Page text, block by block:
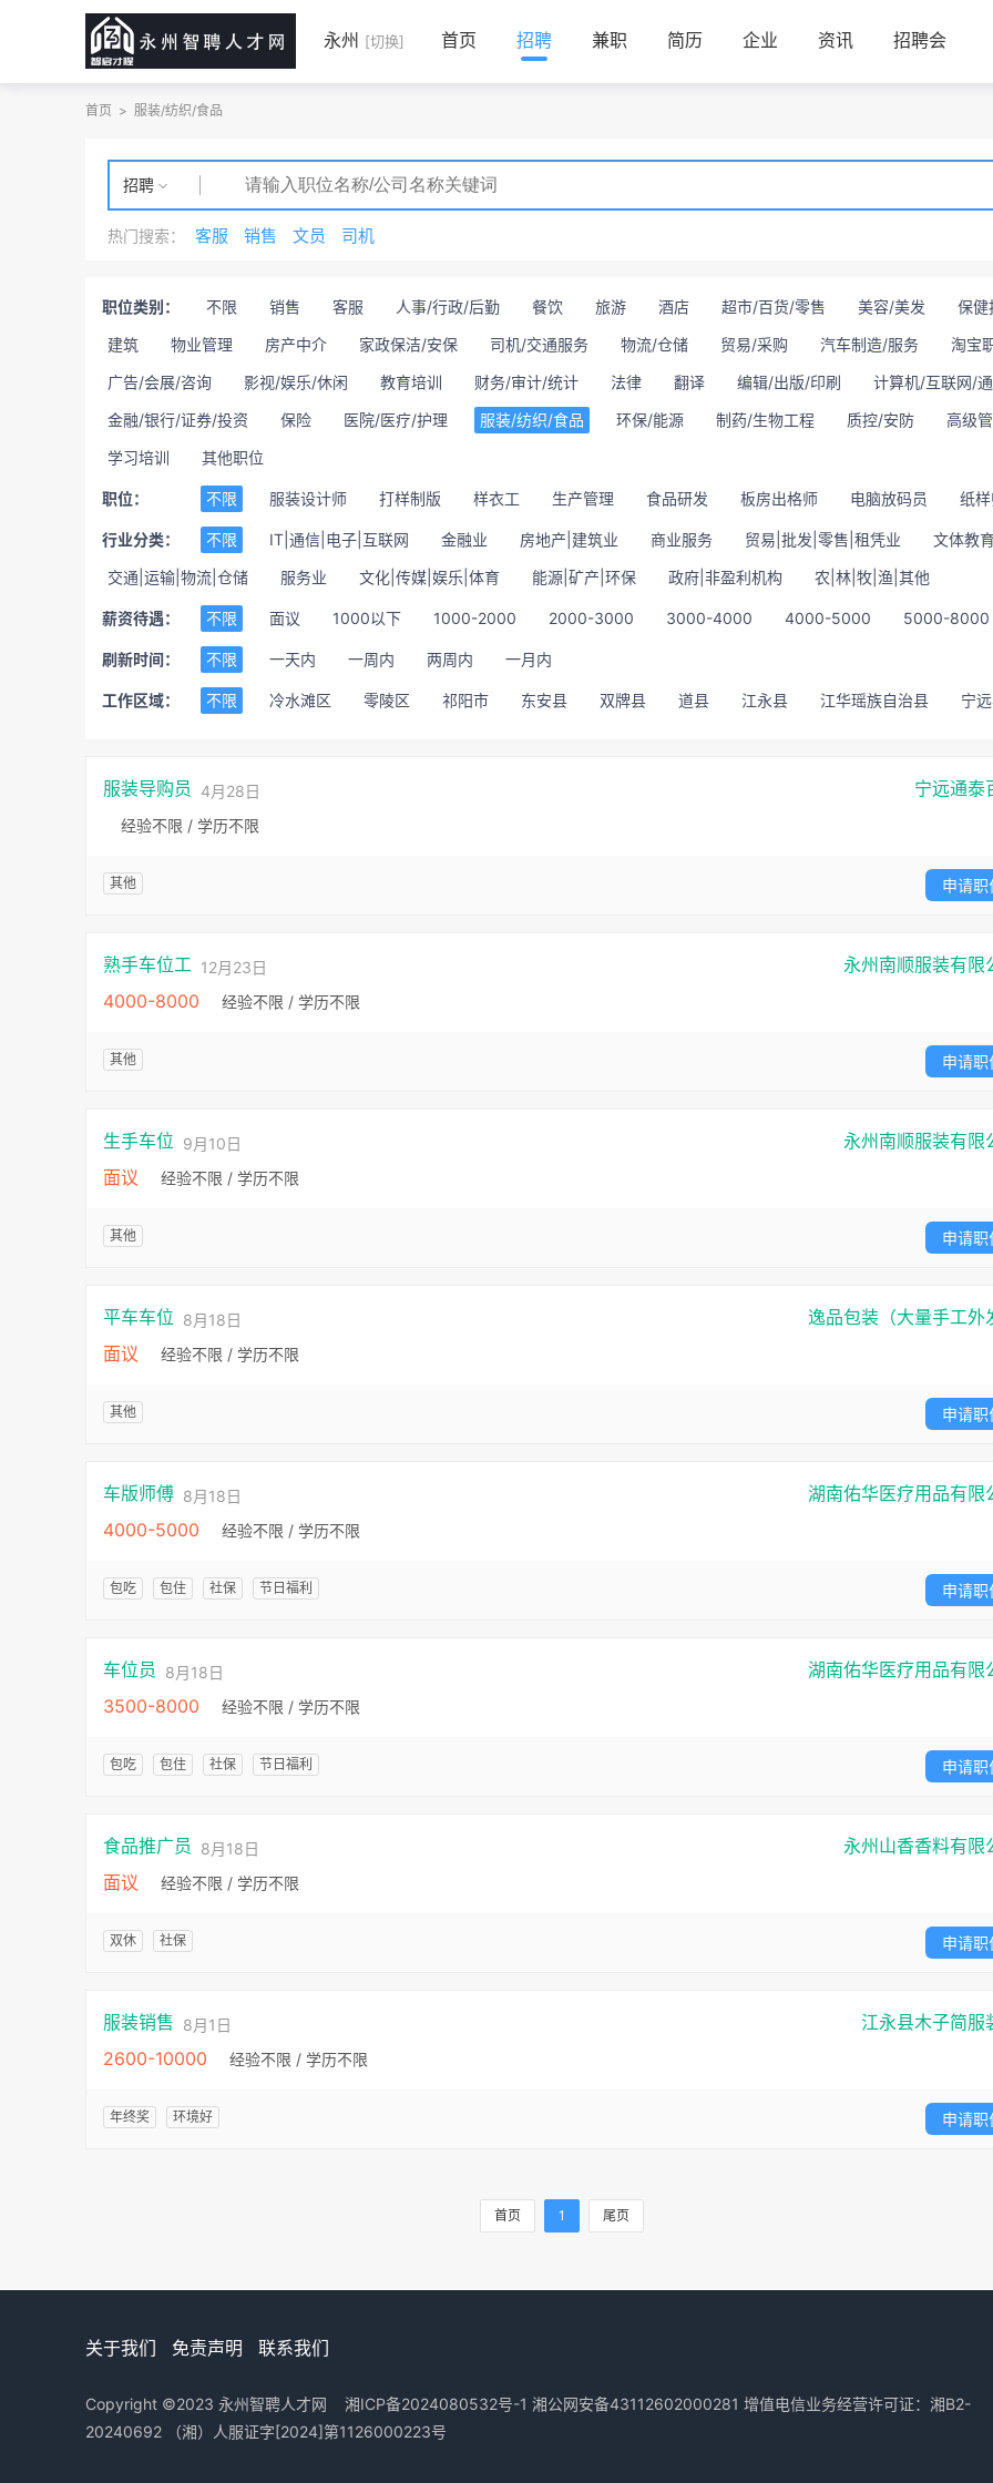
永州 [切换] 首页 招聘 兼职 简历 企业 资讯 招聘会
首页 > 服装/纺织/食品
招聘
热门搜索： 客服 销售 文员 司机
职位类别： 不限 销售 客服 人事/行政/后勤 餐饮 旅游 酒店 超市/百货/零售 美容/美发 保健
建筑
物业管理 房产中介 家政保洁/安保 司机/交通服务 物流/仓储 贸易/采购 汽车制造/服务 淘宝
广告/会展/咨询
影视/娱乐/休闲 教育培训 财务/审计/统计 法律 翻译 编辑/出版/印刷 计算机/互联网/
金融/银行/证券/投资
保险 医院/医疗/护理 服装/纺织/食品 环保/能源 制药/生物工程 质控/安防 高级
学习培训
其他职位
职位： 不限 服装设计师 打样制版 样衣工 生产管理 食品研发 板房出格师 电脑放码员 纸
行业分类： 不限 IT|通信|电子|互联网 金融业 房地产|建筑业 商业服务 贸易|批发|零售|租凭业 文体教
交通|运输|物流|仓储
服务业 文化|传媒|娱乐|体育 能源|矿产|环保 政府|非盈利机构 农|林|牧|渔|其他
薪资待遇： 不限 面议 1000以下 1000-2000 2000-3000 3000-4000 4000-5000 5000-8000
刷新时间： 不限 一天内 一周内 两周内 一月内
工作区域： 不限 冷水滩区 零陵区 祁阳市 东安县 双牌县 道县 江永县 江华瑶族自治县 宁
服装导购员
4月28日
经验不限 / 学历不限
宁远通泰
其他 申请职
熟手车位工 12月23日
4000-8000 经验不限 / 学历不限
永州南顺服装有限
其他 申请职
生手车位 9月10日
面议 经验不限 / 学历不限
永州南顺服装有限
其他 申请职
平车车位 8月18日
面议 经验不限 / 学历不限
逸品包装（大量手工外
其他 申请职
车版师傅 8月18日
4000-5000 经验不限 / 学历不限
湖南佑华医疗用品有限
包吃 包住 社保 节日福利 申请职
车位员 8月18日
3500-8000 经验不限 / 学历不限
湖南佑华医疗用品有限
包吃 包住 社保 节日福利 申请职
食品推广员 8月18日
面议 经验不限 / 学历不限
永州山香香料有限
双休 社保 申请职
服装销售 8月1日
2600-10000 经验不限 / 学历不限
江永县木子简服
年终奖 环境好 申请职
首页 1 尾页
关于我们 免责声明 联系我们
Copyright ©2023 永州智聘人才网 湘ICP备2024080532号-1 湘公网安备43112602000281 增值电信业务经营许可证：湘B2-
20240692
（湘）人服证字[2024]第1126000223号